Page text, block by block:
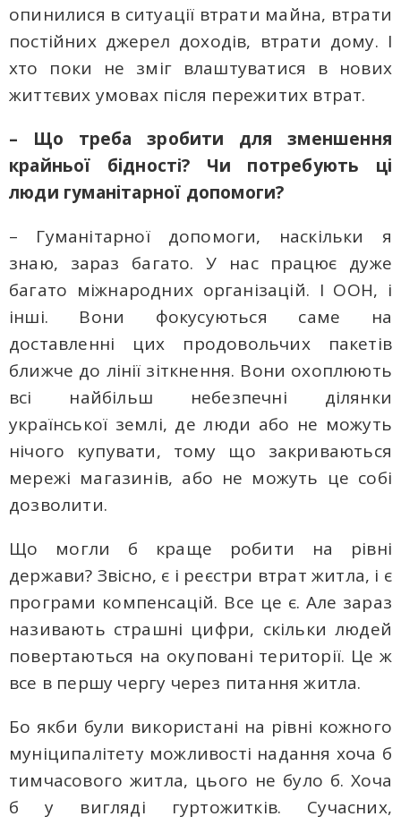
опинилися в ситуації втрати майна, втрати
постійних джерел доходів, втрати дому. І
хто поки не зміг влаштуватися в нових
життєвих умовах після пережитих втрат.
– Що треба зробити для зменшення
крайньої бідності? Чи потребують ці
люди гуманітарної допомоги?
– Гуманітарної допомоги, наскільки я
знаю, зараз багато. У нас працює дуже
багато міжнародних організацій. І ООН, і
інші. Вони фокусуються саме на
доставленні цих продовольчих пакетів
ближче до лінії зіткнення. Вони охоплюють
всі найбільш небезпечні ділянки
української землі, де люди або не можуть
нічого купувати, тому що закриваються
мережі магазинів, або не можуть це собі
дозволити.
Що могли б краще робити на рівні
держави? Звісно, є і реєстри втрат житла, і є
програми компенсацій. Все це є. Але зараз
називають страшні цифри, скільки людей
повертаються на окуповані території. Це ж
все в першу чергу через питання житла.
Бо якби були використані на рівні кожного
муніципалітету можливості надання хоча б
тимчасового житла, цього не було б. Хоча
б у вигляді гуртожитків. Сучасних,